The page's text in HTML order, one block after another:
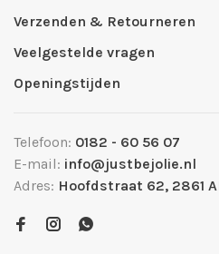
Verzenden & Retourneren
Veelgestelde vragen
Openingstijden
Telefoon: 0182 - 60 56 07
E-mail: info@justbejolie.nl
Adres: Hoofdstraat 62, 2861